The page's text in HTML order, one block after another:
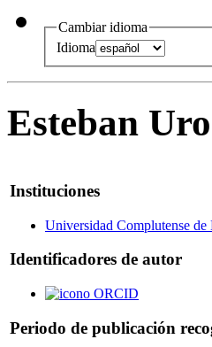
Cambiar idioma
Idioma
Esteban
Instituciones
Universidad Complutense de
Identificadores de autor
ORCID
Periodo de publicación